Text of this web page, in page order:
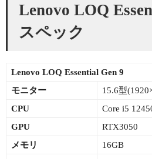
Lenovo LOQ
スペック
Lenovo LOQ Essential Gen 9
モニター
15.6型
CPU
Core i5
GPU
RTX3050
メモリ
16GB